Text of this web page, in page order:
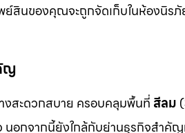
ย์สินของคุณจะถูกจัดเก็บในห้องนิรภั
ญ
งสะดวกสบาย ครอบคลุมพื้นที่ สีลม (
นอกจากนี้ยังใกล้กับย่านธุรกิจสำคัญ